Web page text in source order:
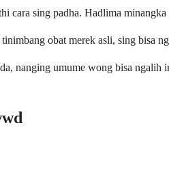
sing padha. Hadlima
obat merek asli, sing bisa
nanging umume wong bisa ngalih